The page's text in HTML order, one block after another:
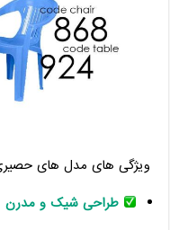
ویژگی های مدل های حصیری
طراحی شیک و مدرن